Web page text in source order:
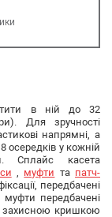
в ній до 32
Для зручності
напрямні, а
осередків у кожній
Сплайс касета
, муфти та патч-
передбачені
передбачені
захисною кришкою